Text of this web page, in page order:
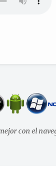
con el